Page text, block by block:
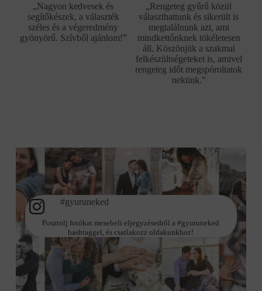
„Nagyon kedvesek és
segítőkészek, a választék
széles és a végeredmény
gyönyörű. Szívből ajánlom!”
„Rengeteg gyűrű közül
választhattunk és sikerült is
megtalálnunk azt, ami
mindkettőnknek tökéletesen
áll. Köszönjük a szakmai
felkészültségeteket is, amivel
rengeteg időt megspóroltatok
nekünk.”
#gyuruneked
Posztolj fotókat mesebeli eljegyzésedről a #gyuruneked
hashtaggel, és csatlakozz oldakunkhoz!